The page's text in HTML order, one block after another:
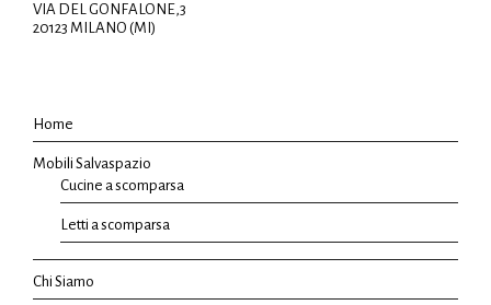
VIA DEL GONFALONE,3
20123 MILANO (MI)
Home
Mobili Salvaspazio
Cucine a scomparsa
Letti a scomparsa
Chi Siamo